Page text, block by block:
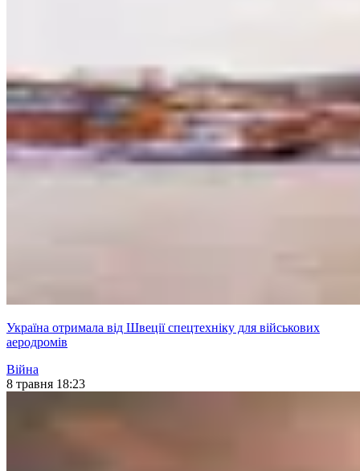
Україна отримала від Швеції спецтехніку для військових
аеродромів
Війна
8 травня 18:23